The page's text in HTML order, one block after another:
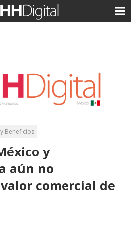
Beneficios
y
aún no
comercial de